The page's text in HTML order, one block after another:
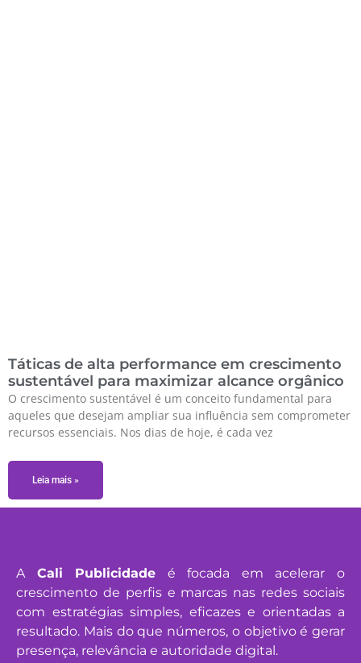
Táticas de alta performance em crescimento
sustentável para maximizar alcance orgânico
O crescimento sustentável é um conceito fundamental para
aqueles que desejam ampliar sua influência sem comprometer
recursos essenciais. Nos dias de hoje, é cada vez
Leia mais »
A Cali Publicidade é focada em acelerar o
crescimento de perfis e marcas nas redes sociais
com estratégias simples, eficazes e orientadas a
resultado. Mais do que números, o objetivo é gerar
presença, relevância e autoridade digital.